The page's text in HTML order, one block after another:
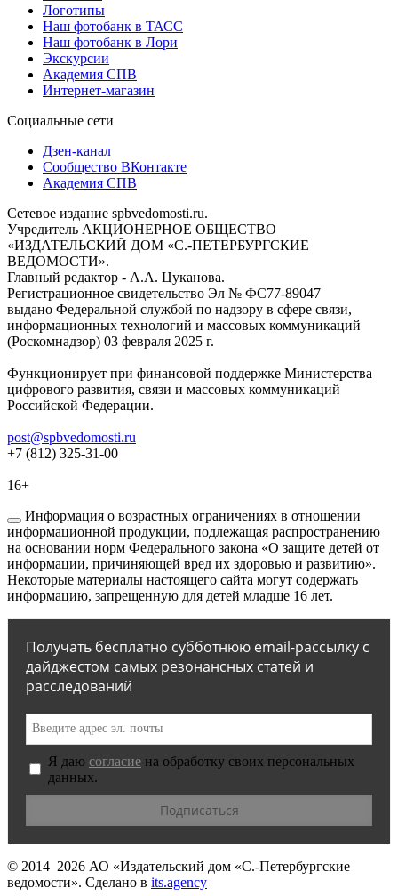
Логотипы
Наш фотобанк в ТАСС
Наш фотобанк в Лори
Экскурсии
Академия СПВ
Интернет-магазин
Социальные сети
Дзен-канал
Сообщество ВКонтакте
Академия СПВ
Сетевое издание spbvedomosti.ru.
Учредитель АКЦИОНЕРНОЕ ОБЩЕСТВО
«ИЗДАТЕЛЬСКИЙ ДОМ «С.-ПЕТЕРБУРГСКИЕ
ВЕДОМОСТИ».
Главный редактор - А.А. Цуканова.
Регистрационное свидетельство Эл № ФС77-89047
выдано Федеральной службой по надзору в сфере связи,
информационных технологий и массовых коммуникаций
(Роскомнадзор) 03 февраля 2025 г.
Функционирует при финансовой поддержке Министерства
цифрового развития, связи и массовых коммуникаций
Российской Федерации.
post@spbvedomosti.ru
+7 (812) 325-31-00
16+
Информация о возрастных ограничениях в отношении
информационной продукции, подлежащая распространению
на основании норм Федерального закона «О защите детей от
информации, причиняющей вред их здоровью и развитию».
Некоторые материалы настоящего сайта могут содержать
информацию, запрещенную для детей младше 16 лет.
Получать бесплатно субботнюю email-рассылку с
дайджестом самых резонансных статей и
расследований
Я даю согласие на обработку своих персональных
данных.
© 2014–2026 АО «Издательский дом «С.-Петербургские
ведомости». Сделано в its.agency